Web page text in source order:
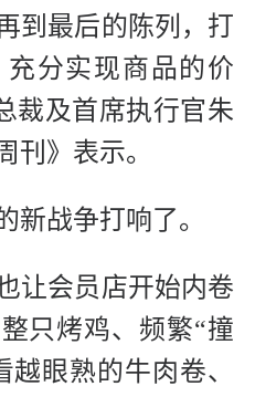
到最后的陈列，打
分实现商品的价
裁及首席执行官朱
刊》表示。
新战争打响了。
让会员店开始内卷
只烤鸡、频繁“撞
眼熟的牛肉卷、